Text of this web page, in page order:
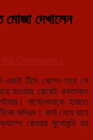
দেখালেন
No Comments ↓
একই টিমে খেলেন তবে সে
যাওয়ার রোষেই রক্তাক্ত
ার। বার্সেলোনাকে হারাতে
মাদ্রিদ। বার্সা নেমে যাবে
রোববার মুখোমুখি হয়